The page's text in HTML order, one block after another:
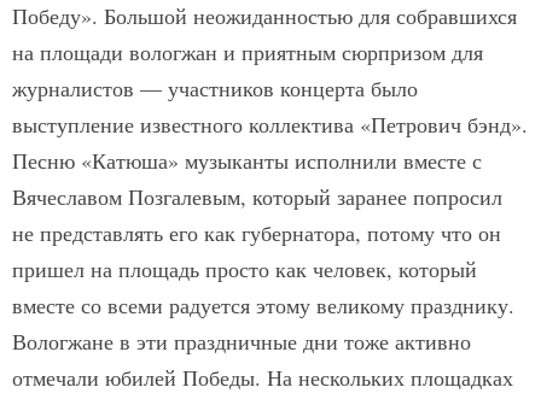
Победу». Большой неожиданностью для собравшихся
на площади вологжан и приятным сюрпризом для
журналистов — участников концерта было
выступление известного коллектива «Петрович бэнд».
Песню «Катюша» музыканты исполнили вместе с
Вячеславом Позгалевым, который заранее попросил
не представлять его как губернатора, потому что он
пришел на площадь просто как человек, который
вместе со всеми радуется этому великому празднику.
Вологжане в эти праздничные дни тоже активно
отмечали юбилей Победы. На нескольких площадках